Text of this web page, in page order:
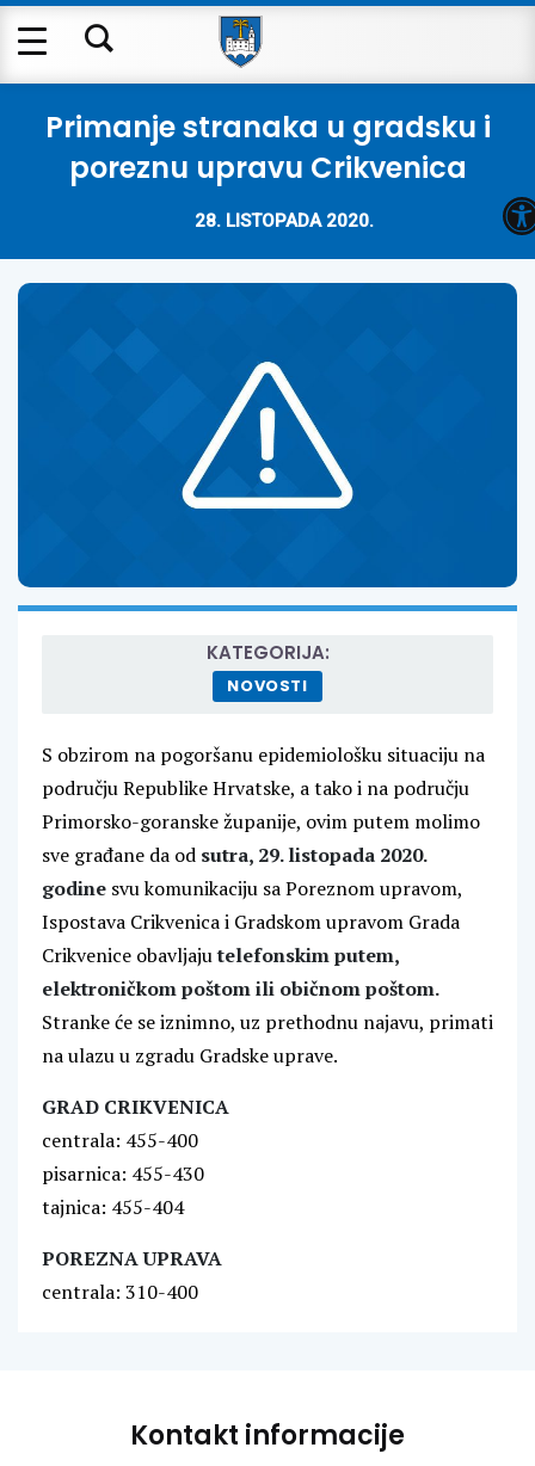
Primanje stranaka u gradsku i
poreznu upravu Crikvenica
28. LISTOPADA 2020.
KATEGORIJA:
NOVOSTI
S obzirom na pogoršanu epidemiološku situaciju na
području Republike Hrvatske, a tako i na području
Primorsko-goranske županije, ovim putem molimo
sve građane da od sutra, 29. listopada 2020.
godine svu komunikaciju sa Poreznom upravom,
Ispostava Crikvenica i Gradskom upravom Grada
Crikvenice obavljajutelefonskim putem,
elektroničkom poštom ili običnom poštom.
Stranke će se iznimno, uz prethodnu najavu, primati
na ulazu u zgradu Gradske uprave.
GRAD CRIKVENICA
centrala: 455-400
pisarnica: 455-430
tajnica: 455-404
POREZNA UPRAVA
centrala: 310-400
Kontakt informacije